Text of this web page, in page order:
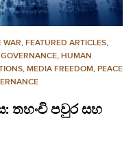
WAR, FEATURED ARTICLES,
GOVERNANCE, HUMAN
, MEDIA FREEDOM, PEACE
තහංචි පවුර සහ